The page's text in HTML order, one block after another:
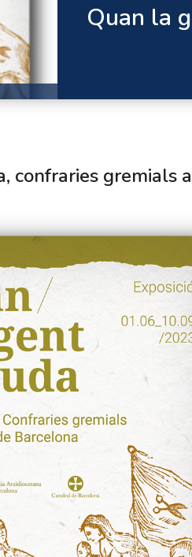
Quan la
confraries gremials